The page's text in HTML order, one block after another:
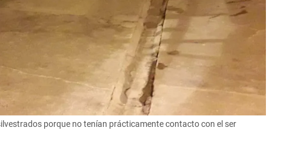
porque no tenían prácticamente contacto con el ser